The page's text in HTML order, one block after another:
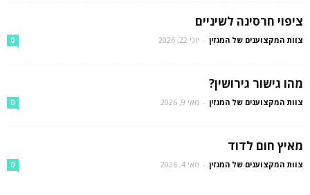
ציפוי חרסינה לשיניים
צוות המקצוענים של המגזין - יוני 22, 2026 0
מהו גישור גירושין?
צוות המקצוענים של המגזין - מאי 9, 2026 0
מאיץ חום לדוד
צוות המקצוענים של המגזין - מאי 4, 2026 0